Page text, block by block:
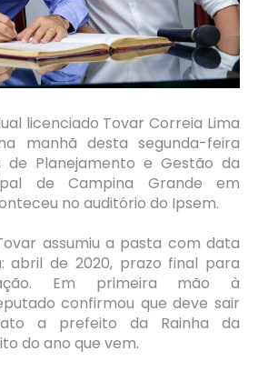
licenciado Tovar Correia Lima
manhã desta segunda-feira
Planejamento e Gestão da
de Campina Grande em
no auditório do Ipsem.
assumiu a pasta com data
abril de 2020, prazo final para
Em primeira mão à
confirmou que deve sair
a prefeito da Rainha da
do ano que vem.